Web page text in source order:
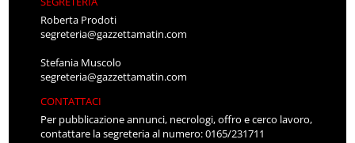
Roberta Prodoti
segreteria@gazzettamatin.com
Stefania Muscolo
segreteria@gazzettamatin.com
CONTATTACI
Per pubblicazione annunci, necrologi, offro e cerco lavoro,
contattare la segreteria al numero: 0165/231711